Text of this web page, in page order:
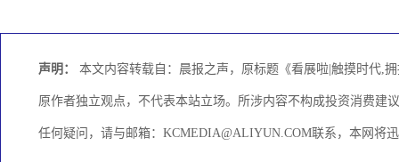
声明： 本文内容转载自：晨报之声，原标题《看展啦|触摸时代,
原作者独立观点，不代表本站立场。所涉内容不构成投资消费建
任何疑问，请与邮箱：KCMEDIA@ALIYUN.COM联系，本网将